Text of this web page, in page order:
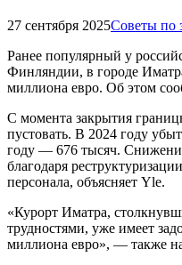
27 сентября 2025Советы по
Ранее популярный у
Финляндии, в городе
миллиона евро. Об этом
С момента закрытия
пустовать. В 2024 году
году — 676 тысяч.
благодаря
персонала, объясняет Yle.
«Курорт Иматра,
трудностями, уже имеет
миллиона евро», — также